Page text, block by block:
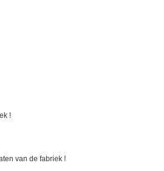
!
van de fabriek !